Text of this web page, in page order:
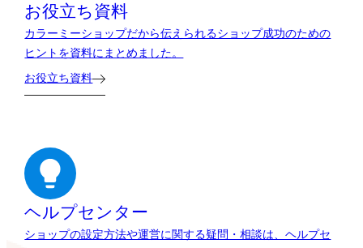
お役立ち資料
カラーミーショップだから伝えられるショップ成功のための
ヒントを資料にまとめました。
お役立ち資料
ヘルプセンター
ショップの設定方法や運営に関する疑問・相談は、ヘルプセ